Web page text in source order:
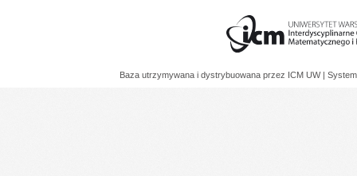
Baza utrzymywana i dystrybuowana przez ICM UW |